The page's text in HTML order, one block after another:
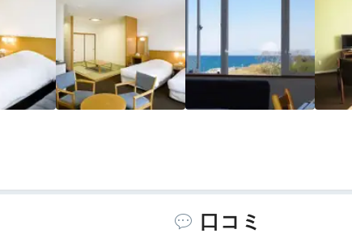
口コミ